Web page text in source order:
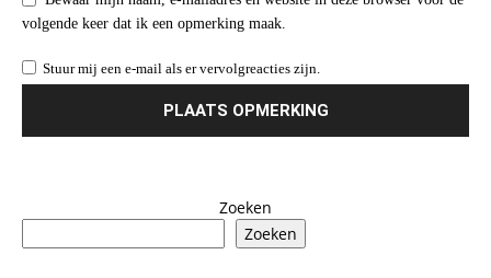
volgende keer dat ik een opmerking maak.
Stuur mij een e-mail als er vervolgreacties zijn.
Zoeken
Zoeken